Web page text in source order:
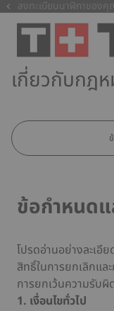
ลงทะเบียนนาฬิกาของคุ
เกี่ยวกับกฎ
ข้อกำหนดแ
โปรดอ่านอย่างละเอี
สิทธิ์ในการยกเลิกแล
การยกเว้นความรับผิ
1. เงื่อนไขทั่วไป